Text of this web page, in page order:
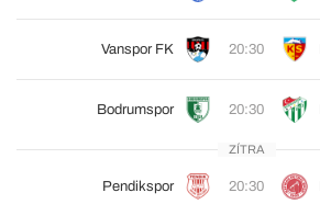
Vanspor FK 20:30
Bodrumspor 20:30
ZÍTRA
Pendikspor 20:30